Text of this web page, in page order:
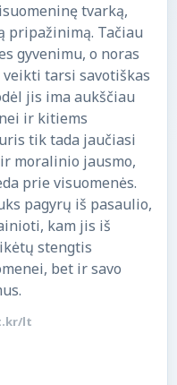
tvarką,
pripažinimą. Tačiau
gyvenimu, o noras
tarsi savotiškas
jis ima aukščiau
ir kitiems
tik tada jaučiasi
moralinio jausmo,
prie visuomenės.
pagyrų iš pasaulio,
kam jis iš
stengtis
bet ir savo
lt